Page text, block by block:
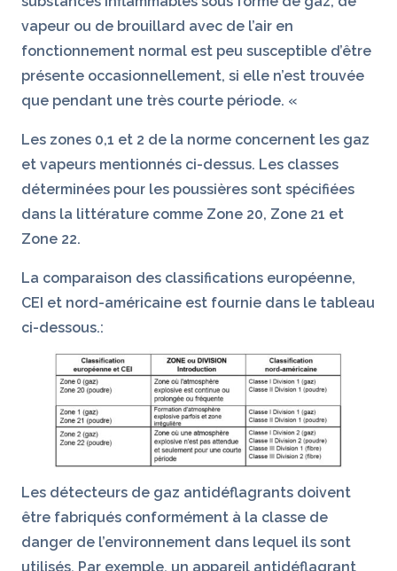
vapeur ou de brouillard avec de l’air en
fonctionnement normal est peu susceptible d’être
présente occasionnellement, si elle n’est trouvée
que pendant une très courte période. «
Les zones 0,1 et 2 de la norme concernent les gaz
et vapeurs mentionnés ci-dessus. Les classes
déterminées pour les poussières sont spécifiées
dans la littérature comme Zone 20, Zone 21 et
Zone 22.
La comparaison des classifications européenne,
CEI et nord-américaine est fournie dans le tableau
ci-dessous.:
Les détecteurs de gaz antidéflagrants doivent
être fabriqués conformément à la classe de
danger de l’environnement dans lequel ils sont
utilisés. Par exemple, un appareil antidéflagrant